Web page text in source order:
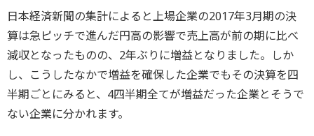
日本経済新聞の集計によると上場企業の2017年3月期の決
算は急ピッチで進んだ円高の影響で売上高が前の期に比べ
減収となったものの、2年ぶりに増益となりました。しか
し、こうしたなかで増益を確保した企業でもその決算を四
半期ごとにみると、4四半期全てが増益だった企業とそうで
ない企業に分かれます。